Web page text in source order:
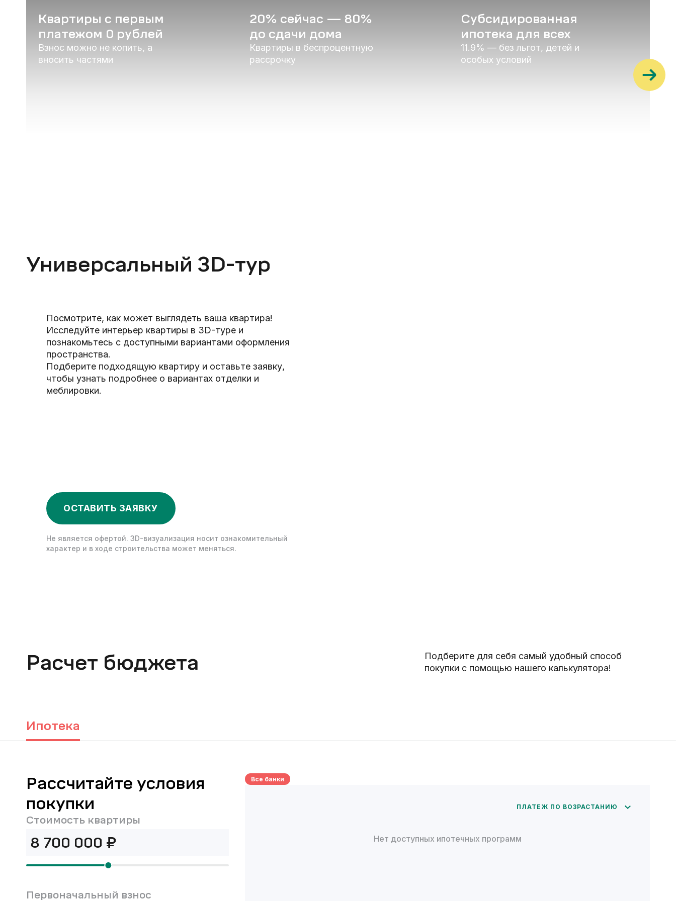
Квартиры с первым
платежом 0 рублей
Взнос можно не копить, а
вносить частями
20% сейчас — 80%
до сдачи дома
Квартиры в беспроцентную
рассрочку
Субсидированная
ипотека для всех
11.9% — без льгот, детей и
особых условий
Универсальный 3D-тур
Посмотрите, как может выглядеть ваша квартира!
Исследуйте интерьер квартиры в 3D-туре и
познакомьтесь с доступными вариантами оформления
пространства.
Подберите подходящую квартиру и оставьте заявку,
чтобы узнать подробнее о вариантах отделки и
меблировки.
ОСТАВИТЬ ЗАЯВКУ
Не является офертой. 3D-визуализация носит ознакомительный
характер и в ходе строительства может меняться.
Расчет бюджета
Подберите для себя самый удобный способ
покупки с помощью нашего калькулятора!
Ипотека
Рассчитайте условия
покупки
Стоимость квартиры
₽
Первоначальный взнос
Все банки
ПЛАТЕЖ ПО ВОЗРАСТАНИЮ
Нет доступных ипотечных программ